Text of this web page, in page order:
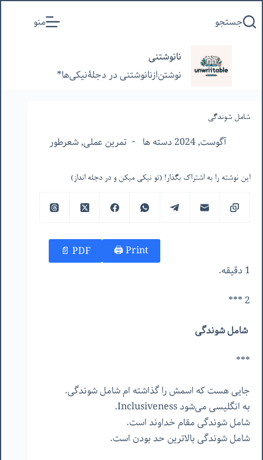
به
جستجو منو
نانوشتنی
نوشتن‌از‌نانوشتنی‌ در‌ دجلۀنیکی‌ها*
شامل شوندگی
آگوست, 2024 دسته ها تمرین عملی,شعرطور
این نوشته را به اشتراک بگذار! (تو نیکی میکن و در دجله انداز)
Print 🖨
PDF 📄
1 دقیقه.
2 ***
شامل شوندگی
***
جایی هست که اسمش را گذاشته ام شامل شوندگی.
به انگلیسی می‌شود Inclusiveness.
شامل شوندگی مقام خداوند است.
شامل شوندگی بالاترین حد بودن است.